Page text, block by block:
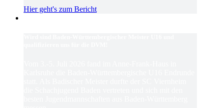
Hier geht's zum Bericht